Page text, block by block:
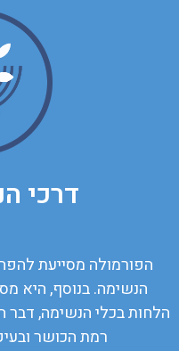
דרכי
הפורמולה מסייעת
הנשימה. בנוסף, היא
הלחות בכלי הנשימה,
רמת הכושר